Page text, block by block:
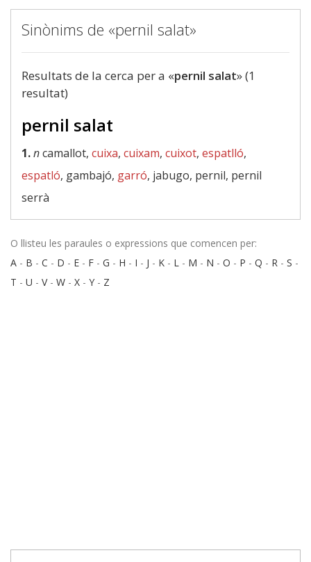
Sinònims de «pernil salat»
Resultats de la cerca per a «pernil salat» (1
resultat)
pernil salat
1.ncamallot, cuixa, cuixam, cuixot, espatlló,
espatló, gambajó, garró, jabugo, pernil, pernil
serrà
O llisteu les paraules o expressions que comencen per:
A - B - C - D - E - F - G - H - I - J - K - L - M - N - O - P - Q - R - S -
T - U - V- W - X - Y - Z